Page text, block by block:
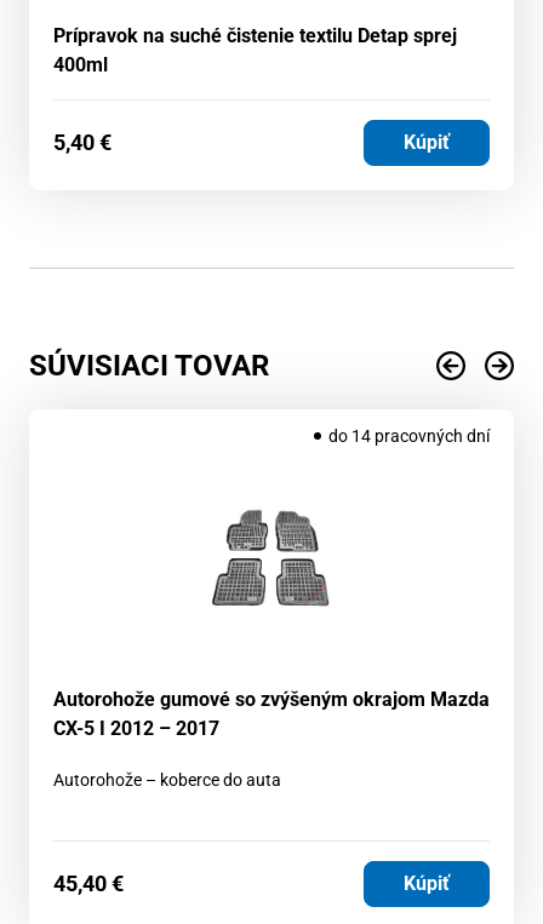
Prípravok na suché čistenie textilu Detap sprej
400ml
5,40€ Kúpiť
SÚVISIACI TOVAR
do 14 pracovných dní
Autorohože gumové so zvýšeným okrajom Mazda
CX-5 I 2012 – 2017
Autorohože – koberce do auta
45,40€ Kúpiť